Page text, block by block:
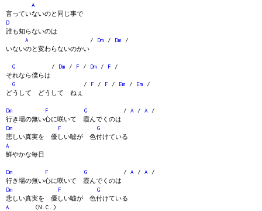
A
言っていないのと同じ事で
D
誰も知らないのは
A / Dm / Dm /
いないのと変わらないのかい
G / Dm / F / Dm / F /
それなら僕らは
G / F / F / Em / Em /
どうして どうして ねぇ
Dm F G / A / A /
行き場の無い心に咲いて 霞んでくのは
Dm
F
G
悲しい真実を 優しい嘘が 色付けている
A
鮮やかな毎日
Dm F G / A / A /
行き場の無い心に咲いて 霞んでくのは
Dm
F
G
悲しい真実を 優しい嘘が 色付けている
A (N.C.)